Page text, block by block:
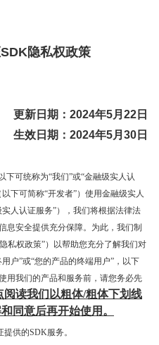
隐私权政策
更新日期：2024年5月22日
生效日期：2024年5月30日
可统称为“我们”或“金融级实人认
下可简称“开发者”）使用金融级实人
人认证服务”），我们将根据法律法
息安全提供充分保障。为此，我们制
私权政策”）以帮助您充分了解我们对
户”或“您的产品的终端用户”，以下
用我们的产品和服务前，请您务必先
阅读我们以粗体/粗体下划线
同意后再开始使用。
供的SDK服务。